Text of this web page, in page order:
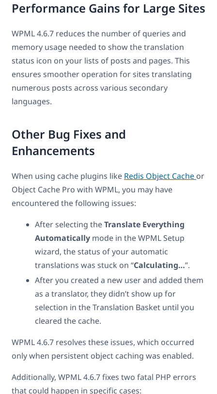
Performance Gains for Large Sites
WPML 4.6.7 reduces the number of queries and
memory usage needed to show the translation
status icon on your lists of posts and pages. This
ensures smoother operation for sites translating
numerous posts across various secondary
languages.
Other Bug Fixes and
Enhancements
When using cache plugins likeRedis Object Cacheor
Object Cache Pro with WPML, you may have
encountered the following issues:
After selecting theTranslate Everything
Automatically mode in the WPML Setup
wizard, the status of your automatic
translations was stuck on “Calculating…”.
After you created a new user and added them
as a translator, they didn’t show up for
selection in the Translation Basket until you
cleared the cache.
WPML 4.6.7 resolves these issues, which occurred
only when persistent object caching was enabled.
Additionally, WPML 4.6.7 fixes two fatal PHP errors
that could happen in specific cases: